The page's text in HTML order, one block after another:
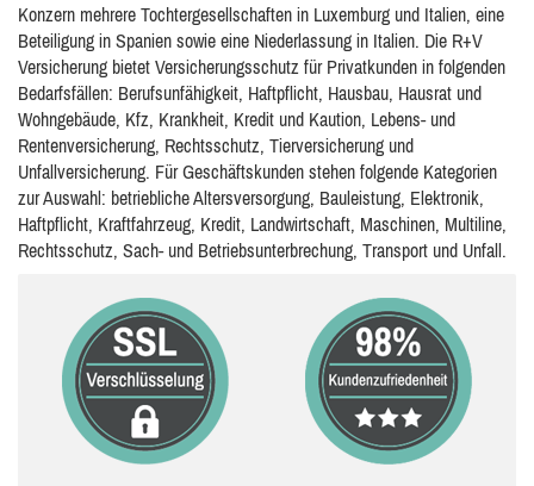
Konzern mehrere Tochtergesellschaften in Luxemburg und Italien, eine
Beteiligung in Spanien sowie eine Niederlassung in Italien. Die R+V
Versicherung bietet Versicherungsschutz für Privatkunden in folgenden
Bedarfsfällen: Berufsunfähigkeit, Haftpflicht, Hausbau, Hausrat und
Wohngebäude, Kfz, Krankheit, Kredit und Kaution, Lebens- und
Rentenversicherung, Rechtsschutz, Tierversicherung und
Unfallversicherung. Für Geschäftskunden stehen folgende Kategorien
zur Auswahl: betriebliche Altersversorgung, Bauleistung, Elektronik,
Haftpflicht, Kraftfahrzeug, Kredit, Landwirtschaft, Maschinen, Multiline,
Rechtsschutz, Sach- und Betriebsunterbrechung, Transport und Unfall.